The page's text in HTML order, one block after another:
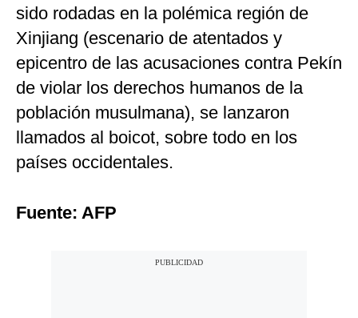
sido rodadas en la polémica región de
Xinjiang (escenario de atentados y
epicentro de las acusaciones contra Pekín
de violar los derechos humanos de la
población musulmana), se lanzaron
llamados al boicot, sobre todo en los
países occidentales.
Fuente: AFP